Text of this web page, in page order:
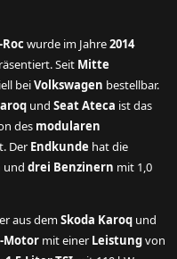
Rocwurde im Jahre2014
Seit Mitte
beiVolkswagen bestellbar.
und Seat Ateca ist das
des modularen
Der Endkunde hat die
und drei Benzinern mit 1,0
aus demSkoda Karoq und
Motor mit einer Leistungvon